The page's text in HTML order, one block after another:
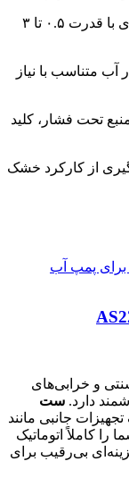
مناسب برای پمپ‌های با قدرت ۰.۵ تا ۳
آب متناسب با نیاز
تحت فشار، کلید
از کارکرد خشک
و خرابی‌های
دارد. ست
جانبی مانند
کاملاً اتوماتیک
بی‌رقیب برای